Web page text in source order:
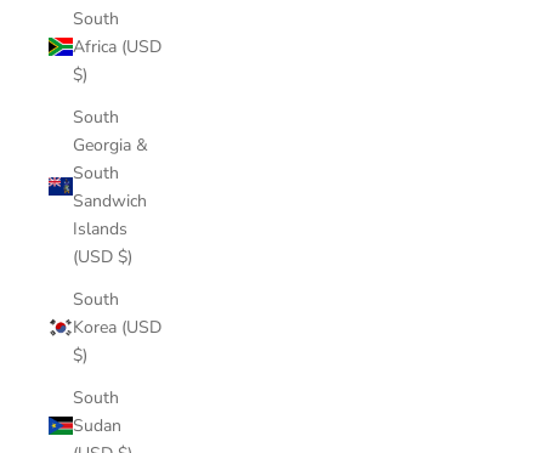
South
Africa (USD
$)
South
Georgia &
South
Sandwich
Islands
(USD $)
South
Korea (USD
$)
South
Sudan